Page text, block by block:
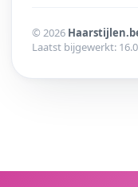
© 2026
Laatst bijgewerkt: